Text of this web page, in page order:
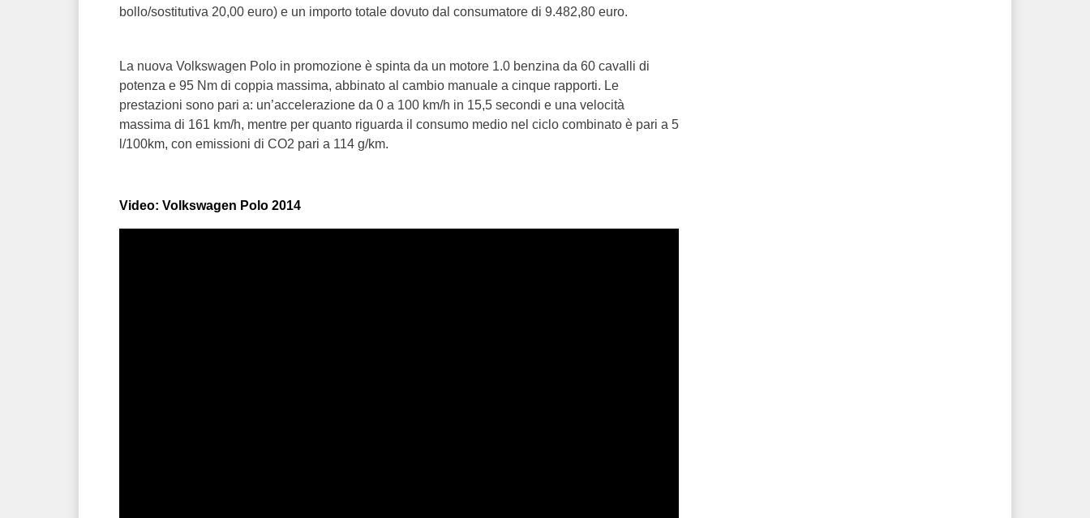
bollo/sostitutiva 20,00 euro) e un importo totale dovuto dal consumatore di 9.482,80 euro.
La nuova Volkswagen Polo in promozione è spinta da un motore 1.0 benzina da 60 cavalli di
potenza e 95 Nm di coppia massima, abbinato al cambio manuale a cinque rapporti. Le
prestazioni sono pari a: un’accelerazione da 0 a 100 km/h in 15,5 secondi e una velocità
massima di 161 km/h, mentre per quanto riguarda il consumo medio nel ciclo combinato è pari a 5
l/100km, con emissioni di CO2 pari a 114 g/km.
Video: Volkswagen Polo 2014